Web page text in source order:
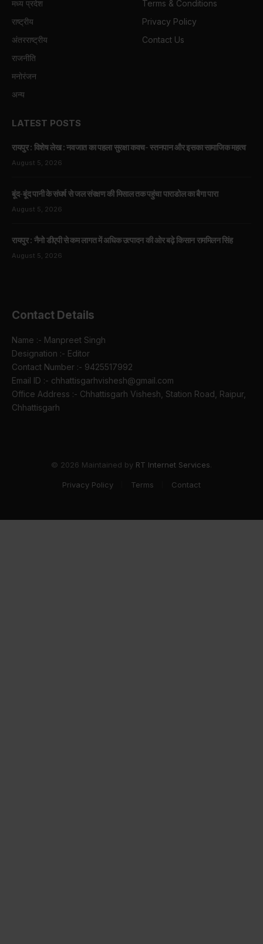
मध्य प्रदेश
राष्ट्रीय
अंतरराष्ट्रीय
राजनीति
मनोरंजन
अन्य
Terms & Conditions
Privacy Policy
Contact Us
LATEST POSTS
रायपुर : विशेष लेख : नवजात का पहला सुरक्षा कवच- स्तनपान और इसका सामाजिक महत्व
August 5, 2026
बूंद-बूंद पानी के संघर्ष से जल संरक्षण की मिसाल तक पहुंचा पाराडोल का बैगा पारा
August 5, 2026
रायपुर : नैनो डीएपी से कम लागत में अधिक उत्पादन की ओर बढ़े किसान राममिलन सिंह
August 5, 2026
Contact Details
Name :- Manpreet Singh
Designation :- Editor
Contact Number :- 9425517992
Email ID :- chhattisgarhvishesh@gmail.com
Office Address :- Chhattisgarh Vishesh, Station Road, Raipur,
Chhattisgarh
© 2026 Maintained by RT Internet Services
Privacy Policy Terms Contact